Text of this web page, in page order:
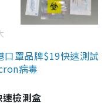
口罩品牌$19快速測試
病毒
檢測盒